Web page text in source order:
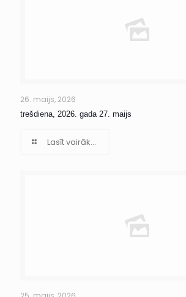
26. maijs, 2026
trešdiena, 2026. gada 27. maijs
Lasīt vairāk...